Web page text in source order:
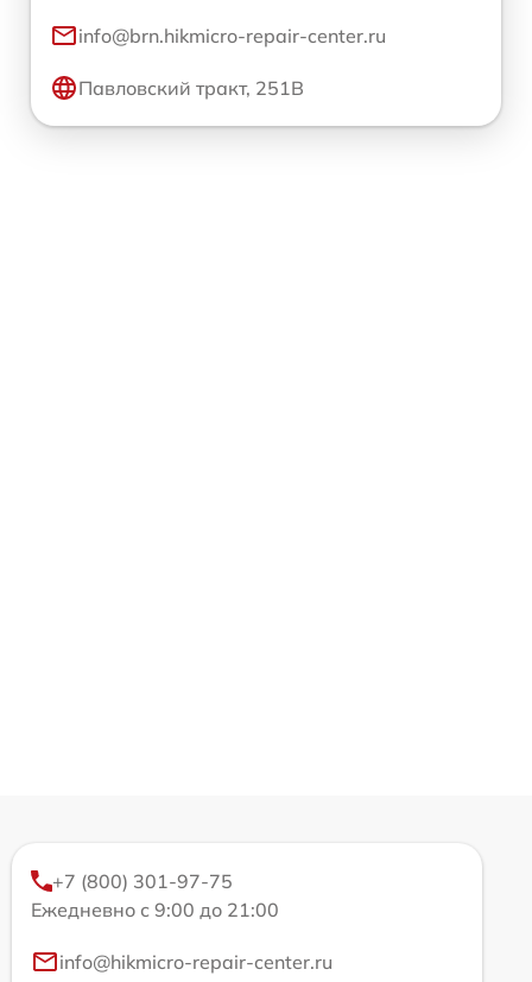
info@brn.hikmicro-repair-center.ru
Павловский тракт, 251В
+7 (800) 301-97-75
Ежедневно с 9:00 до 21:00
info@hikmicro-repair-center.ru